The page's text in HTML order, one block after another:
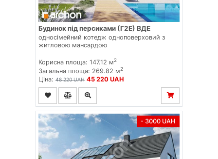
Будинок під персиками (Г2Е) ВДЕ
односімейний котедж одноповерховий з
житловою мансардою
Корисна площа: 147.12 м2
Загальна площа: 269.82 м2
Ціна: 48 220 UAH 45 220 UAH
- 3000 UAH